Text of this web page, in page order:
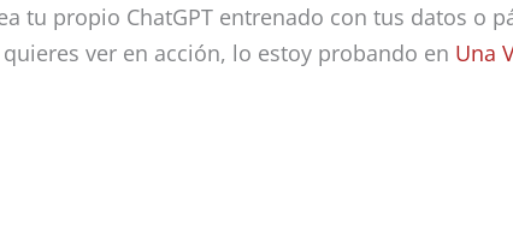
tu propio ChatGPT entrenado con tus datos o
quieres ver en acción, lo estoy probando en Una